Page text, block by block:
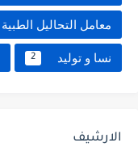
معامل التحاليل الطبية
نسا و توليد 2
الارشيف